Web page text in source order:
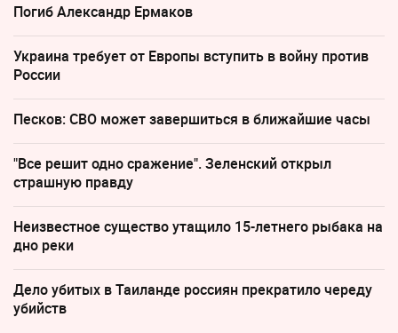
Погиб Александр Ермаков
Украина требует от Европы вступить в войну против
России
Песков: СВО может завершиться в ближайшие часы
"Все решит одно сражение". Зеленский открыл
страшную правду
Неизвестное существо утащило 15-летнего рыбака на
дно реки
Дело убитых в Таиланде россиян прекратило череду
убийств